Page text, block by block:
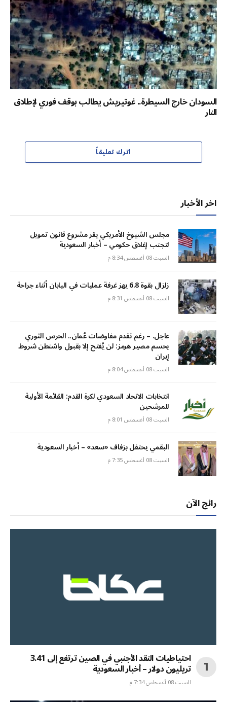
السودان خارج السيطرة.. غوتيريش يطالب بوقف فوري لإطلاق
النار
اترك تعليقاً
اخر الأخبار
مجلس الشيوخ الأمريكي يقر مشروع قانون تمويل
لتجنب إغلاق حكومي – أخبار السعودية
السبت 08 أغسطس 8:34 م
زلزال بقوة 6.8 يهز غرفة عمليات في اليابان أثناء جراحة
السبت 08 أغسطس 8:31 م
عاجل. – رغم تقدم مفاوضات عُمان.. الحرس الثوري
يحسم مصير هرمز: لن يُفتح إلا بقبول واشنطن شروط
إيران
السبت 08 أغسطس 8:04 م
انتخابات الاتحاد السعودي لكرة القدم: القائمة الأولية
للمرشحين
السبت 08 أغسطس 8:01 م
البقمي يحتفل بزفاف «سعد» – أخبار السعودية
السبت 08 أغسطس 7:35 م
رائج الآن
احتياطيات النقد الأجنبي في الصين ترتفع إلى 3.41
تريليون دولار – أخبار السعودية
السبت 08 أغسطس 7:34 م